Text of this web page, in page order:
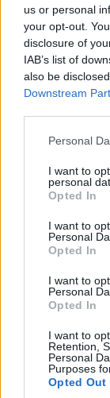
us or personal
your opt-out.
disclosure of
IAB’s list of
also be
Downstream
Please note
not limited to
grant or deny
use your data
consent section.
Personal
I want to
personal
Opted In
I want to
Personal
Opted In
I want to
Personal
Opted In
I want to
Retention,
Personal
Purposes
Opted Out
Ti várjátok az
Ezt láttad
Rengeteg hír,
Puliwoodon.
akarsz
Kijelentem,